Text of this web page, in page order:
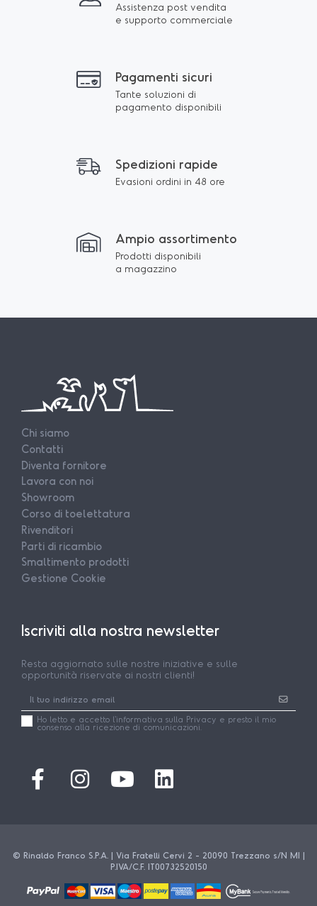
Assistenza post vendita
e supporto commerciale
Pagamenti sicuri
Tante soluzioni di
pagamento disponibili
Spedizioni rapide
Evasioni ordini in 48 ore
Ampio assortimento
Prodotti disponibili
a magazzino
Chi siamo
Contatti
Diventa fornitore
Lavora con noi
Showroom
Corso di toelettatura
Rivenditori
Parti di ricambio
Smaltimento prodotti
Gestione Cookie
Iscriviti alla nostra newsletter
Resta aggiornato sulle nostre iniziative e sulle
opportunità riservate ai nostri clienti!
Ho letto e accetto l'informativa sulla Privacy e presto il mio
consenso alla ricezione di comunicazioni.
© Rinaldo Franco S.P.A. | Via Fratelli Cervi 2 - 20090 Trezzano s/N MI |
P.IVA/C.F. IT00732520150